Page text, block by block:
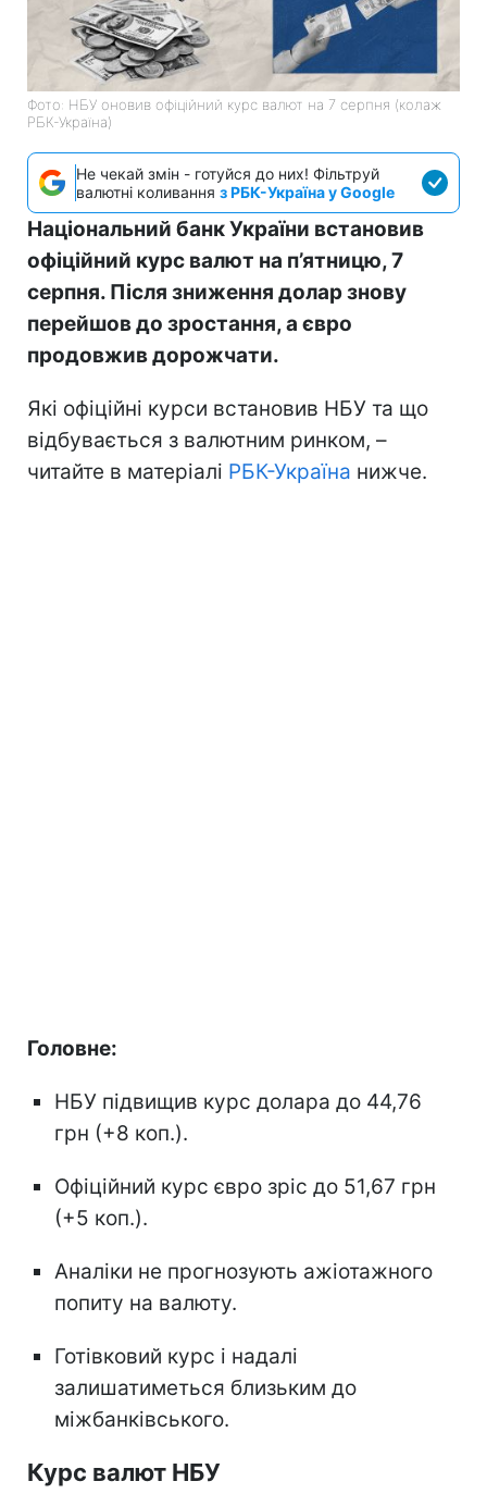
Фото: НБУ оновив офіційний курс валют на 7 серпня (колаж
РБК-Україна)
Не чекай змін - готуйся до них! Фільтруй
валютні коливання з РБК-Україна у Google
Національний банк України встановив
офіційний курс валют на п’ятницю, 7
серпня. Після зниження долар знову
перейшов до зростання, а євро
продовжив дорожчати.
Які офіційні курси встановив НБУ та що
відбувається з валютним ринком, –
читайте в матеріалі РБК-Україна нижче.
Головне:
НБУ підвищив курс долара до 44,76
грн (+8 коп.).
Офіційний курс євро зріс до 51,67 грн
(+5 коп.).
Аналіки не прогнозують ажіотажного
попиту на валюту.
Готівковий курс і надалі
залишатиметься близьким до
міжбанківського.
Курс валют НБУ